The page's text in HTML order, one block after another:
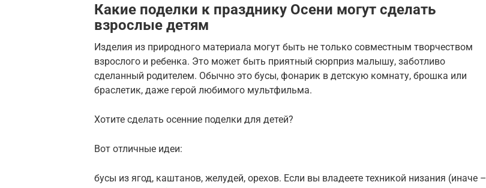
Какие поделки к празднику Осени могут сделать
взрослые детям
Изделия из природного материала могут быть не только совместным творчеством
взрослого и ребенка. Это может быть приятный сюрприз малышу, заботливо
сделанный родителем. Обычно это бусы, фонарик в детскую комнату, брошка или
браслетик, даже герой любимого мультфильма.
Хотите сделать осенние поделки для детей?
Вот отличные идеи:
бусы из ягод, каштанов, желудей, орехов. Если вы владеете техникой низания (иначе –